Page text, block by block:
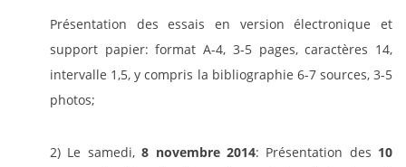
Présentation des essais en version électronique et
support papier: format A-4, 3-5 pages, caractères 14,
intervalle 1,5, y compris la bibliographie 6-7 sources, 3-5
photos;
2) Le samedi,8 novembre 2014: Présentation des 10